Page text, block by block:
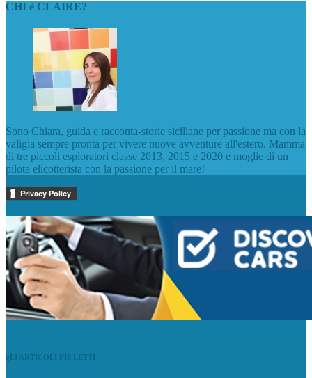
CHI è CLAIRE?
Sono Chiara, guida e racconta-storie siciliane per passione ma con la
valigia sempre pronta per vivere nuove avventure all'estero. Mamma
di tre piccoli esploratori classe 2013, 2015 e 2020 e moglie di un
pilota elicotterista con la passione per il mare!
gLI ARTICOLI PIù LETTI